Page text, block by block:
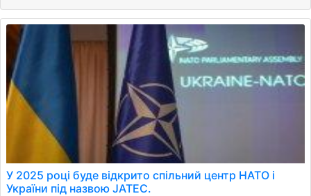
У 2025 році буде відкрито спільний центр НАТО і
України під назвою JATEC.